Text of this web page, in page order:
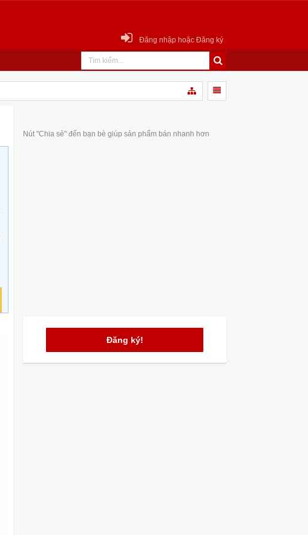
Đăng nhập hoặc Đăng ký
Nút "Chia sẻ" đến bạn bè giúp sản phẩm bán nhanh hơn
Đăng ký!